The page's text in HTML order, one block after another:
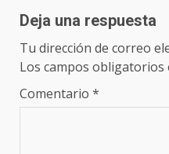
Deja una respuesta
Tu dirección de correo
Los campos obligatorios
Comentario *